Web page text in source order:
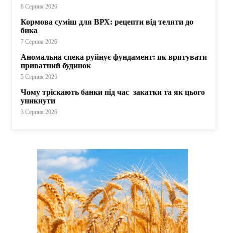
8 Серпня 2026
Кормова суміш для ВРХ: рецепти від теляти до
бика
7 Серпня 2026
Аномальна спека руйнує фундамент: як врятувати
приватний будинок
5 Серпня 2026
Чому тріскають банки під час закатки та як цього
уникнути
3 Серпня 2026